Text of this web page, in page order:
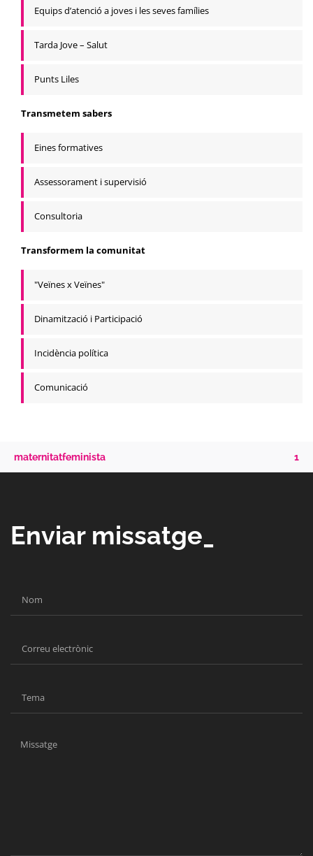
Equips d’atenció a joves i les seves famílies
Tarda Jove – Salut
Punts Liles
Transmetem sabers
Eines formatives
Assessorament i supervisió
Consultoria
Transformem la comunitat
"Veïnes x Veïnes"
Dinamització i Participació
Incidència política
Comunicació
maternitatfeminista 1
Enviar missatge_